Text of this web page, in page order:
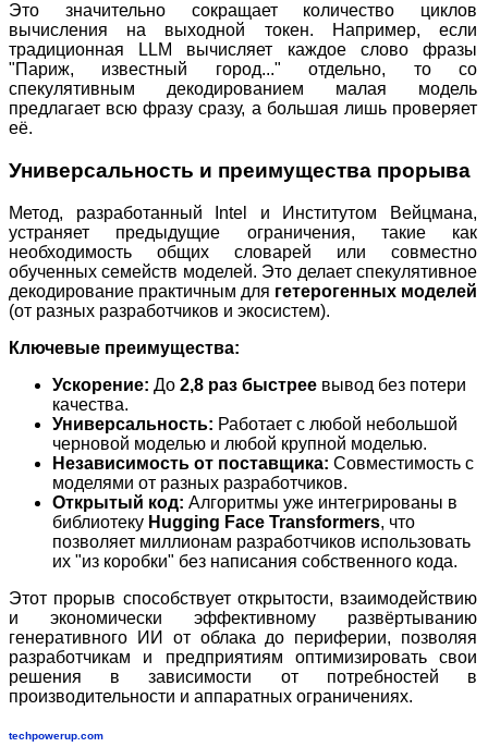
Это значительно сокращает количество циклов
вычисления на выходной токен. Например, если
традиционная LLM вычисляет каждое слово фразы
"Париж, известный город..." отдельно, то со
спекулятивным декодированием малая модель
предлагает всю фразу сразу, а большая лишь проверяет
её.
Универсальность и преимущества прорыва
Метод, разработанный Intel и Институтом Вейцмана,
устраняет предыдущие ограничения, такие как
необходимость общих словарей или совместно
обученных семейств моделей. Это делает спекулятивное
декодирование практичным для гетерогенных моделей
(от разных разработчиков и экосистем).
Ключевые преимущества:
Ускорение: До 2,8 раз быстрее вывод без потери
качества.
Универсальность: Работает с любой небольшой
черновой моделью и любой крупной моделью.
Независимость от поставщика: Совместимость с
моделями от разных разработчиков.
Открытый код: Алгоритмы уже интегрированы в
библиотеку Hugging Face Transformers, что
позволяет миллионам разработчиков использовать
их "из коробки" без написания собственного кода.
Этот прорыв способствует открытости, взаимодействию
и экономически эффективному развёртыванию
генеративного ИИ от облака до периферии, позволяя
разработчикам и предприятиям оптимизировать свои
решения в зависимости от потребностей в
производительности и аппаратных ограничениях.
techpowerup.com